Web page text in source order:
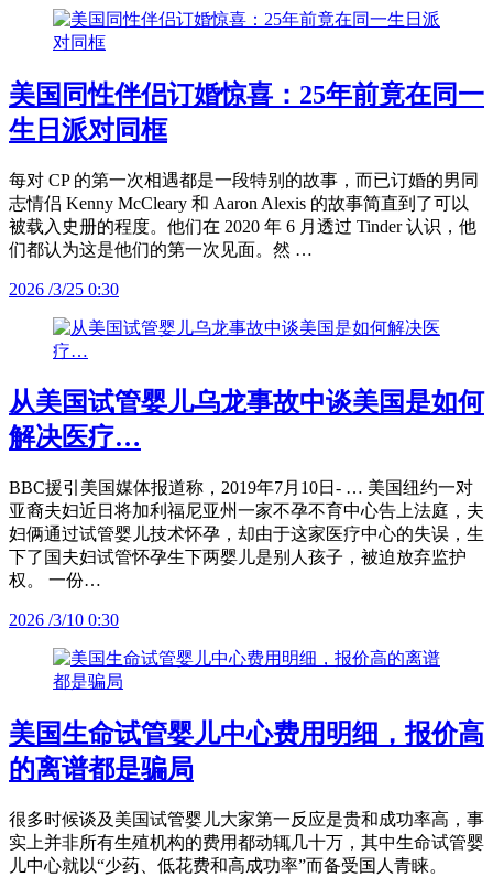
美国同性伴侣订婚惊喜：25年前竟在同一
生日派对同框
每对 CP 的第一次相遇都是一段特别的故事，而已订婚的男同
志情侣 Kenny McCleary 和 Aaron Alexis 的故事简直到了可以
被载入史册的程度。他们在 2020 年 6 月透过 Tinder 认识，他
们都认为这是他们的第一次见面。然 …
2026 /3/25 0:30
从美国试管婴儿乌龙事故中谈美国是如何
解决医疗…
BBC援引美国媒体报道称，2019年7月10日- … 美国纽约一对
亚裔夫妇近日将加利福尼亚州一家不孕不育中心告上法庭，夫
妇俩通过试管婴儿技术怀孕，却由于这家医疗中心的失误，生
下了国夫妇试管怀孕生下两婴儿是别人孩子，被迫放弃监护
权。 一份…
2026 /3/10 0:30
美国生命试管婴儿中心费用明细，报价高
的离谱都是骗局
很多时候谈及美国试管婴儿大家第一反应是贵和成功率高，事
实上并非所有生殖机构的费用都动辄几十万，其中生命试管婴
儿中心就以“少药、低花费和高成功率”而备受国人青睐。